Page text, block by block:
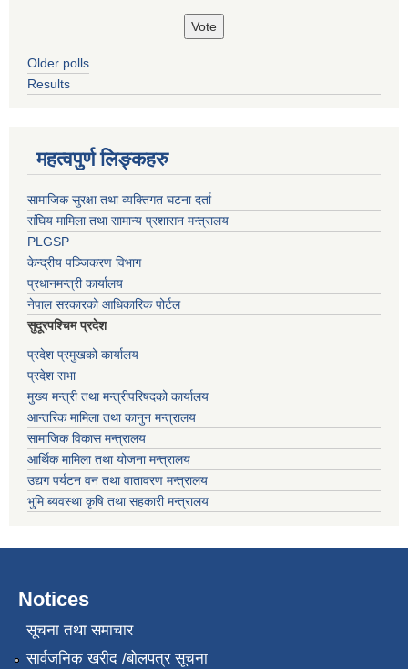
Older polls
Results
महत्वपुर्ण लिङ्कहरु
सामाजिक सुरक्षा तथा व्यक्तिगत घटना दर्ता
संघिय मामिला तथा सामान्य प्रशासन मन्त्रालय
PLGSP
केन्द्रीय पञ्जिकरण विभाग
प्रधानमन्त्री कार्यालय
नेपाल सरकारको आधिकारिक पोर्टल
सुदूरपश्चिम प्रदेश
प्रदेश प्रमुखको कार्यालय
प्रदेश सभा
मुख्य मन्त्री तथा मन्त्रीपरिषदको कार्यालय
आन्तरिक मामिला तथा कानुन मन्त्रालय
सामाजिक विकास मन्त्रालय
आर्थिक मामिला तथा योजना मन्त्रालय
उद्यग पर्यटन वन तथा वातावरण मन्त्रालय
भुमि ब्यवस्था कृषि तथा सहकारी मन्त्रालय
Notices
सूचना तथा समाचार
सार्वजनिक खरीद /बोलपत्र सूचना